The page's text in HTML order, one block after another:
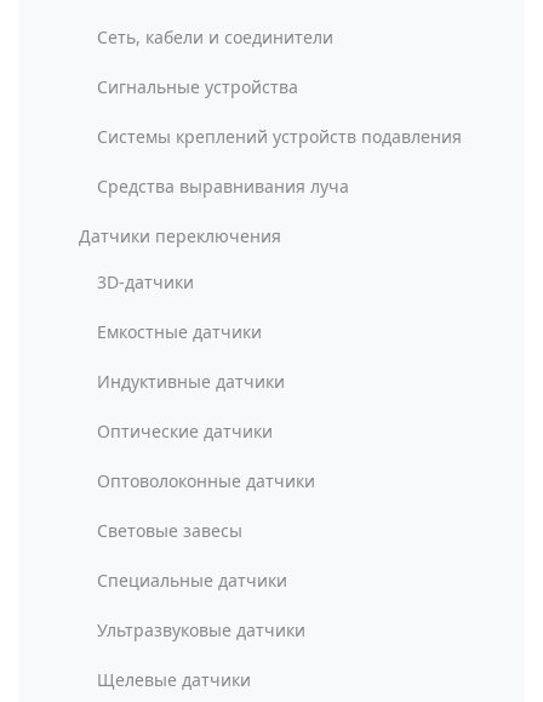
Сеть, кабели и соединители
Сигнальные устройства
Системы креплений устройств подавления
Средства выравнивания луча
Датчики переключения
3D-датчики
Емкостные датчики
Индуктивные датчики
Оптические датчики
Оптоволоконные датчики
Световые завесы
Специальные датчики
Ультразвуковые датчики
Щелевые датчики